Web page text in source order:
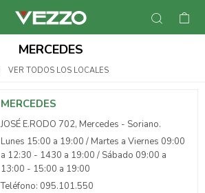
MERCEDES
VER TODOS LOS LOCALES
MERCEDES
JOSÉ E.RODO 702, Mercedes - Soriano.
Lunes 15:00 a 19:00 / Martes a Viernes 09:00
a 12:30 - 1430 a 19:00 / Sábado 09:00 a
13:00 - 15:00 a 19:00
Teléfono: 095.101.550